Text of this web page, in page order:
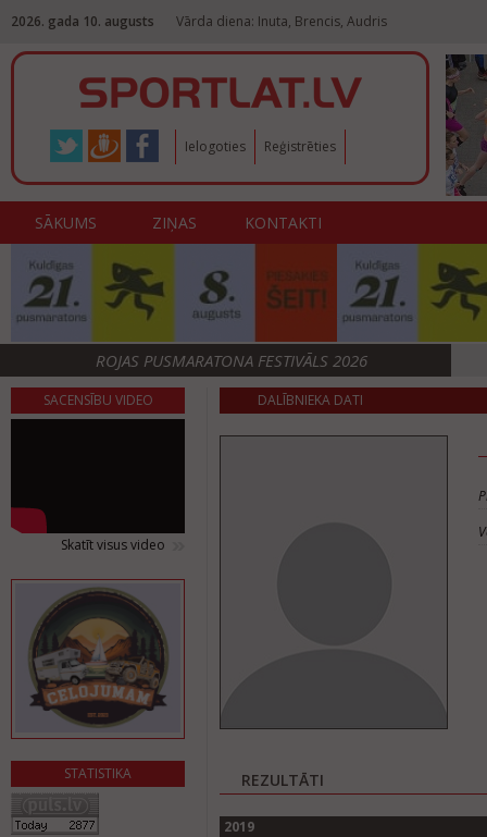
2026. gada 10. augusts Vārda diena: Inuta, Brencis, Audris
Ielogoties Reģistrēties
SĀKUMS ZIŅAS KONTAKTI
ROJAS PUSMARATONA FESTIVĀLS 2026
SACENSĪBU VIDEO
Skatīt visus video
STATISTIKA
DALĪBNIEKA DATI
REZULTĀTI
2019